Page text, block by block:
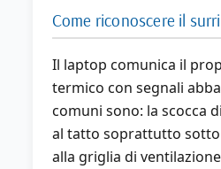
Come riconoscere il
Il laptop comunica il
termico con segnali
comuni sono: la scocca
al tatto soprattutto
alla griglia di